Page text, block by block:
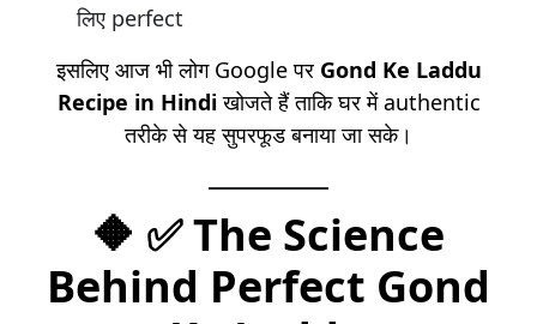
लिए perfect
इसलिए आज भी लोग Google पर Gond Ke Laddu
Recipe in Hindiखोजते हैं ताकि घर में authentic
तरीके से यह सुपरफूड बनाया जा सके।
🔶 ✅ The Science
Behind Perfect Gond